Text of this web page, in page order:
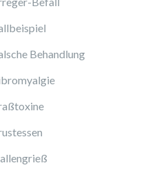
Behandlung